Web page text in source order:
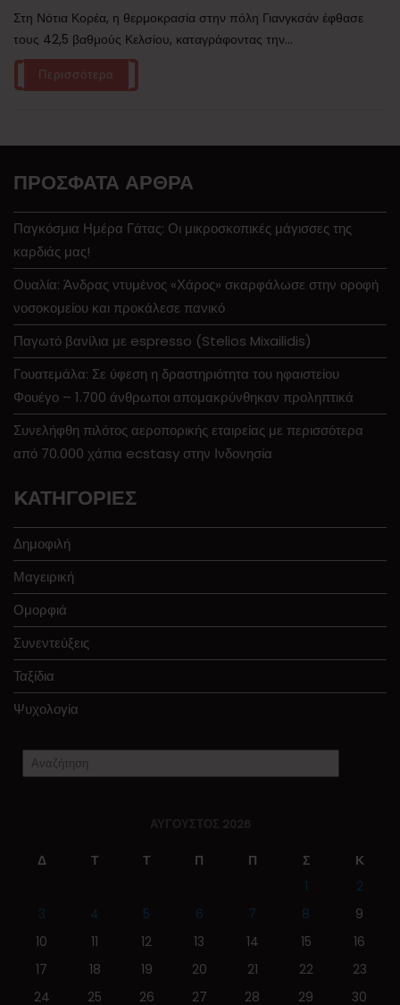
Στη Νότια Κορέα, η θερμοκρασία στην πόλη Γιανγκσάν έφθασε
τους 42,5 βαθμούς Κελσίου, καταγράφοντας την...
Περισσότερα
ΠΡΌΣΦΑΤΑ ΆΡΘΡΑ
Παγκόσμια Ημέρα Γάτας: Οι μικροσκοπικές μάγισσες της
καρδιάς μας!
Ουαλία: Άνδρας ντυμένος «Χάρος» σκαρφάλωσε στην οροφή
νοσοκομείου και προκάλεσε πανικό
Παγωτό βανίλια με espresso (Stelios Mixailidis)
Γουατεμάλα: Σε ύφεση η δραστηριότητα του ηφαιστείου
Φουέγο – 1.700 άνθρωποι απομακρύνθηκαν προληπτικά
Συνελήφθη πιλότος αεροπορικής εταιρείας με περισσότερα
από 70.000 χάπια ecstasy στην Ινδονησία
KΑΤΗΓΟΡΊΕΣ
Δημοφιλή
Μαγειρική
Ομορφιά
Συνεντεύξεις
Ταξίδια
Ψυχολογία
ΑΎΓΟΥΣΤΟΣ 2026
Δ Τ Τ Π Π Σ
Κ
1
2
3
4 5 6 7 8
9
10
11 12 13 14 15
16
17
18 19 20 21 22
23
24
25 26 27 28 29 30